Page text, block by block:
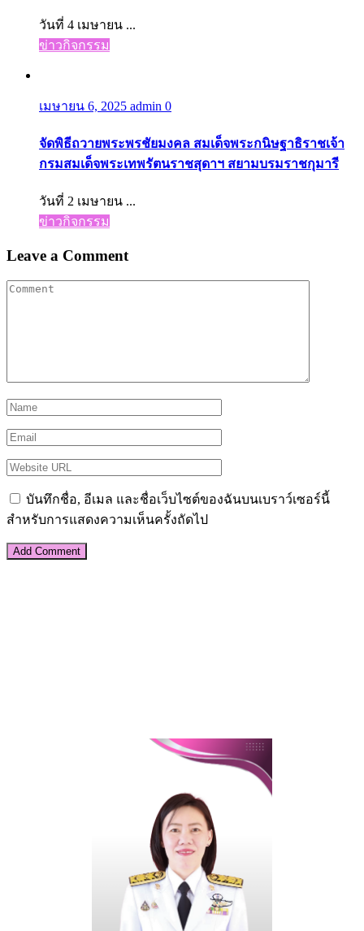
วันที่ 4 เมษายน ...
ข่าวกิจกรรม
เมษายน 6, 2025 admin 0
จัดพิธีถวายพระพรชัยมงคล สมเด็จพระกนิษฐาธิราชเจ้า
กรมสมเด็จพระเทพรัตนราชสุดาฯ สยามบรมราชกุมารี
วันที่ 2 เมษายน ...
ข่าวกิจกรรม
Leave a Comment
บันทึกชื่อ, อีเมล และชื่อเว็บไซต์ของฉันบนเบราว์เซอร์นี้
สำหรับการแสดงความเห็นครั้งถัดไป